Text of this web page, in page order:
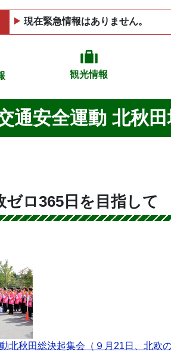
現在緊急情報はありません。
観光情報
通安全運動 北秋
ゼロ365日を目指して
北秋田総決起集会（９月21日、北欧の